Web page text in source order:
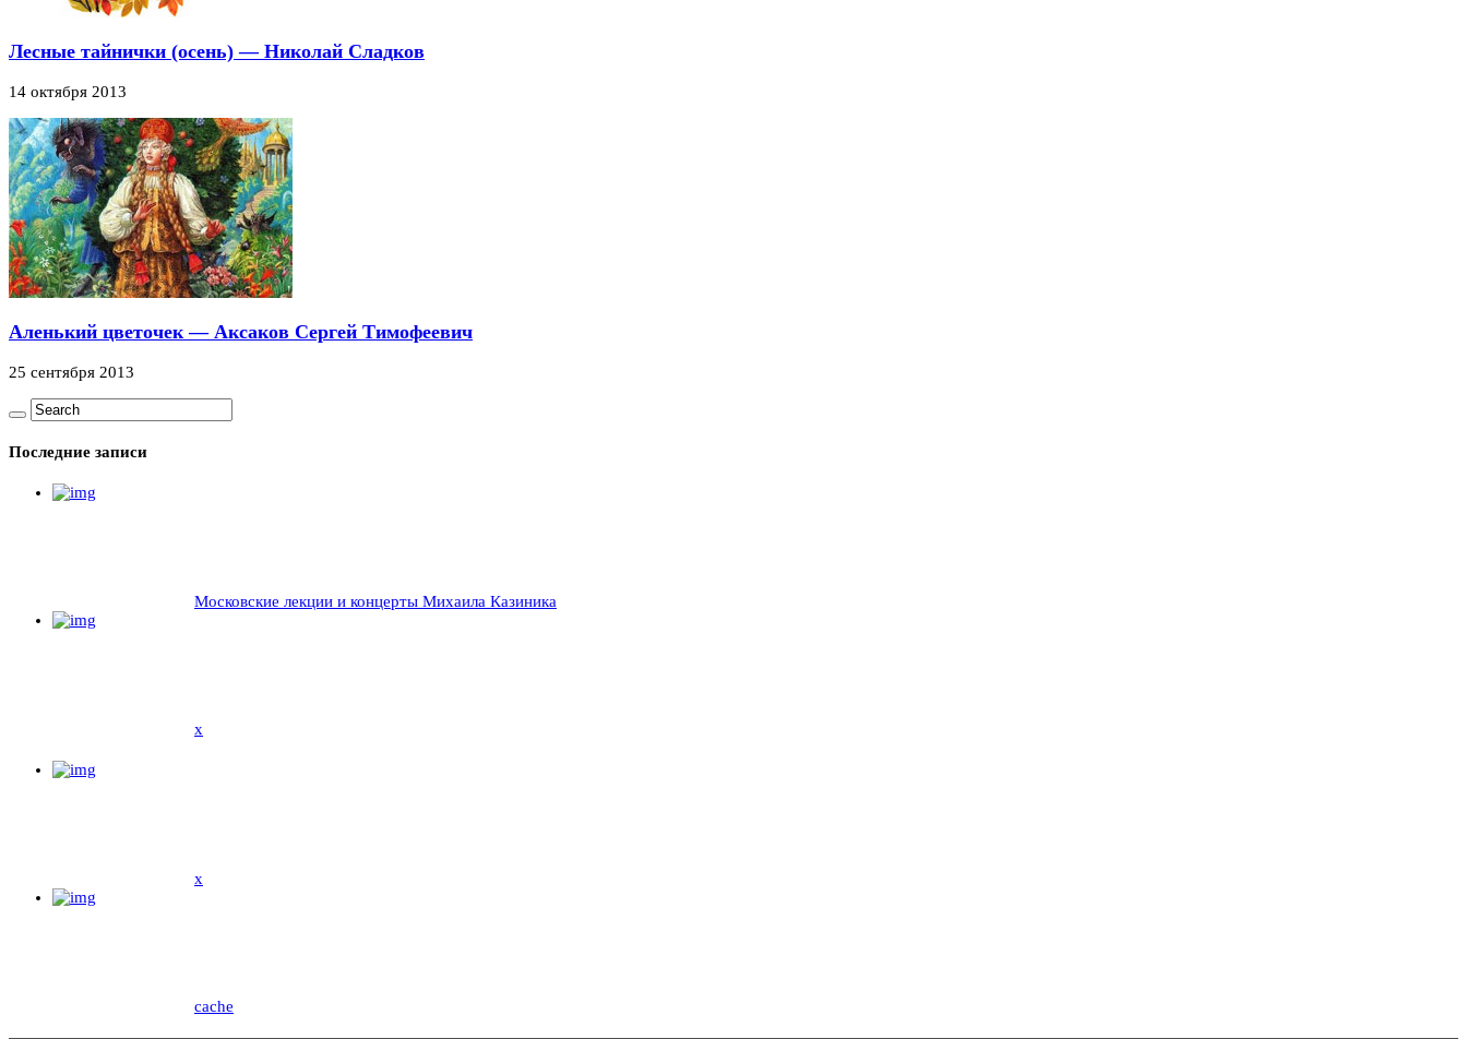
Лесные тайнички (осень) — Николай Сладков
14 октября 2013
Аленький цветочек — Аксаков Сергей Тимофеевич
25 сентября 2013
Последние записи
Московские лекции и концерты Михаила Казиника
x
x
cache